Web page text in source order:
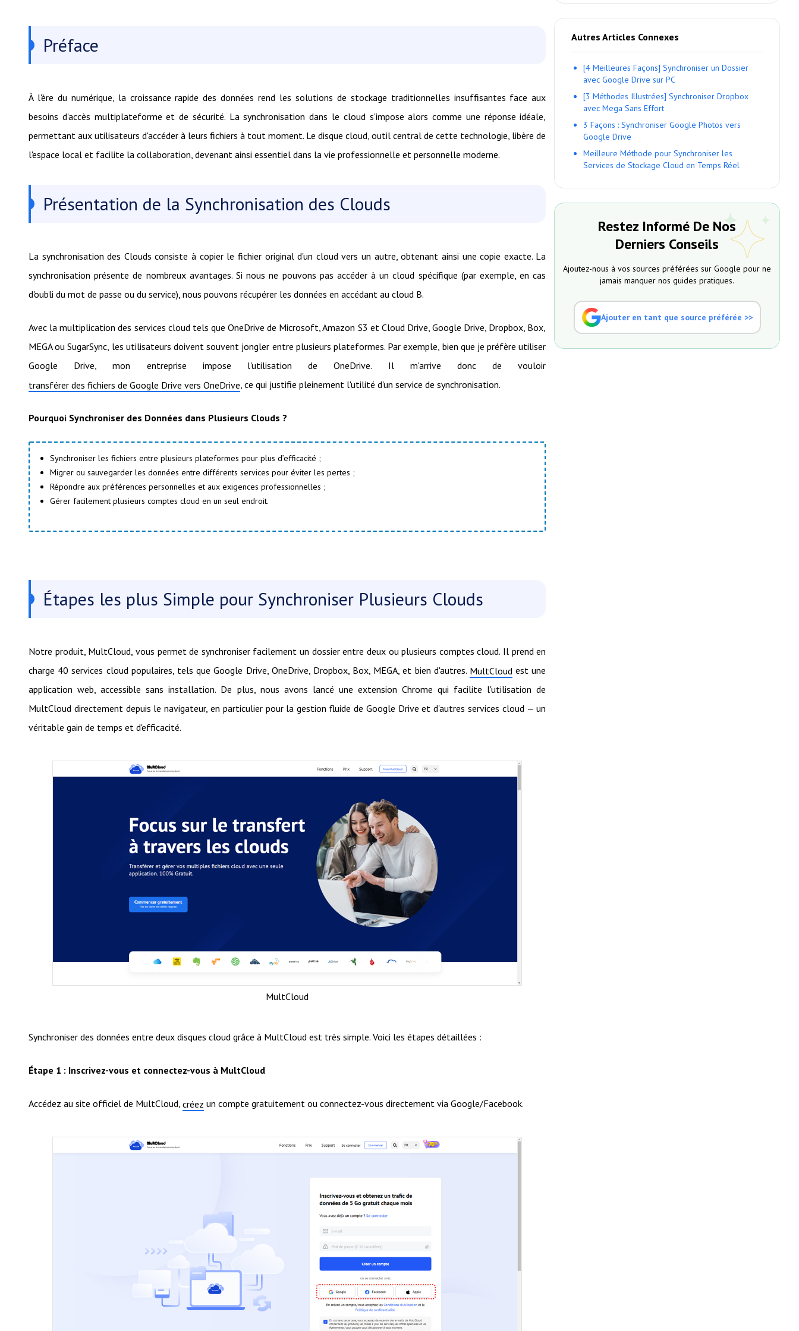
Préface
À l'ère du numérique, la croissance rapide des données rend les solutions de stockage traditionnelles insuffisantes face aux
besoins d'accès multiplateforme et de sécurité. La synchronisation dans le cloud s'impose alors comme une réponse idéale,
permettant aux utilisateurs d'accéder à leurs fichiers à tout moment. Le disque cloud, outil central de cette technologie, libère de
l'espace local et facilite la collaboration, devenant ainsi essentiel dans la vie professionnelle et personnelle moderne.
Présentation de la Synchronisation des Clouds
La synchronisation des Clouds consiste à copier le fichier original d'un cloud vers un autre, obtenant ainsi une copie exacte. La
synchronisation présente de nombreux avantages. Si nous ne pouvons pas accéder à un cloud spécifique (par exemple, en cas
d'oubli du mot de passe ou du service), nous pouvons récupérer les données en accédant au cloud B.
Avec la multiplication des services cloud tels que OneDrive de Microsoft, Amazon S3 et Cloud Drive, Google Drive, Dropbox, Box,
MEGA ou SugarSync, les utilisateurs doivent souvent jongler entre plusieurs plateformes. Par exemple, bien que je préfère utiliser
Google Drive, mon entreprise impose l'utilisation de OneDrive. Il m'arrive donc de vouloir
transférer des fichiers de Google Drive vers OneDrive, ce qui justifie pleinement l'utilité d'un service de synchronisation.
Pourquoi Synchroniser des Données dans Plusieurs Clouds ?
Synchroniser les fichiers entre plusieurs plateformes pour plus d’efficacité ;
Migrer ou sauvegarder les données entre différents services pour éviter les pertes ;
Répondre aux préférences personnelles et aux exigences professionnelles ;
Gérer facilement plusieurs comptes cloud en un seul endroit.
Étapes les plus Simple pour Synchroniser Plusieurs Clouds
Notre produit, MultCloud, vous permet de synchroniser facilement un dossier entre deux ou plusieurs comptes cloud. Il prend en
charge 40 services cloud populaires, tels que Google Drive, OneDrive, Dropbox, Box, MEGA, et bien d'autres. MultCloud est une
application web, accessible sans installation. De plus, nous avons lancé une extension Chrome qui facilite l'utilisation de
MultCloud directement depuis le navigateur, en particulier pour la gestion fluide de Google Drive et d'autres services cloud — un
véritable gain de temps et d'efficacité.
MultCloud
Synchroniser des données entre deux disques cloud grâce à MultCloud est très simple. Voici les étapes détaillées :
Étape 1 : Inscrivez-vous et connectez-vous à MultCloud
Accédez au site officiel de MultCloud, créez un compte gratuitement ou connectez-vous directement via Google/Facebook.
Autres Articles Connexes
[4 Meilleures Façons] Synchroniser un Dossier
avec Google Drive sur PC
[3 Méthodes Illustrées] Synchroniser Dropbox
avec Mega Sans Effort
3 Façons : Synchroniser Google Photos vers
Google Drive
Meilleure Méthode pour Synchroniser les
Services de Stockage Cloud en Temps Réel
Restez Informé De Nos
Derniers Conseils
Ajoutez-nous à vos sources préférées sur Google pour ne
jamais manquer nos guides pratiques.
Ajouter en tant que source préférée >>